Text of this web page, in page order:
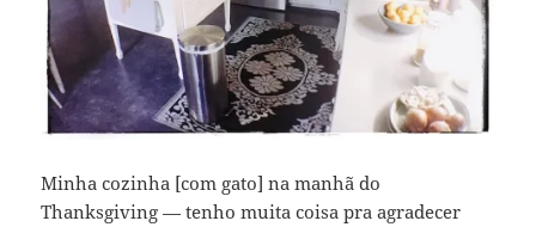
Minha cozinha [com gato] na manhã do
Thanksgiving — tenho muita coisa pra agradecer